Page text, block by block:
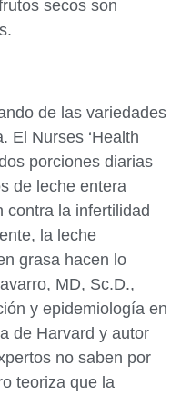
secos son
de las variedades
El Nurses ‘Health
porciones diarias
de leche entera
contra la infertilidad
la leche
grasa hacen lo
MD, Sc.D.,
y epidemiología en
de Harvard y autor
no saben por
teoriza que la